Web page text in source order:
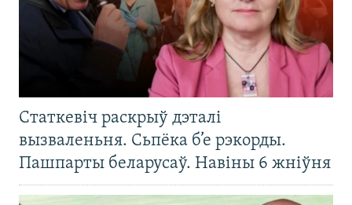
Статкевіч раскрыў дэталі
вызваленьня. Сьпёка б’е рэкорды.
Пашпарты беларусаў. Навіны 6 жніўня